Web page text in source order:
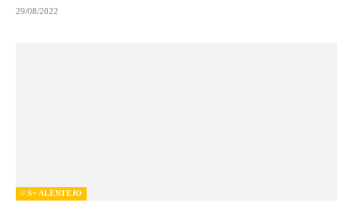
29/08/2022
// S+ ALENTEJO